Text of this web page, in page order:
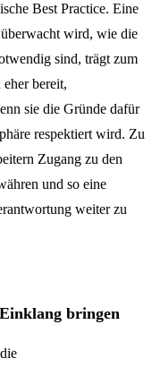
Best Practice. Eine
wird, wie die
sind, trägt zum
bereit,
sie die Gründe dafür
respektiert wird. Zu
Zugang zu den
und so eine
weiter zu
bringen